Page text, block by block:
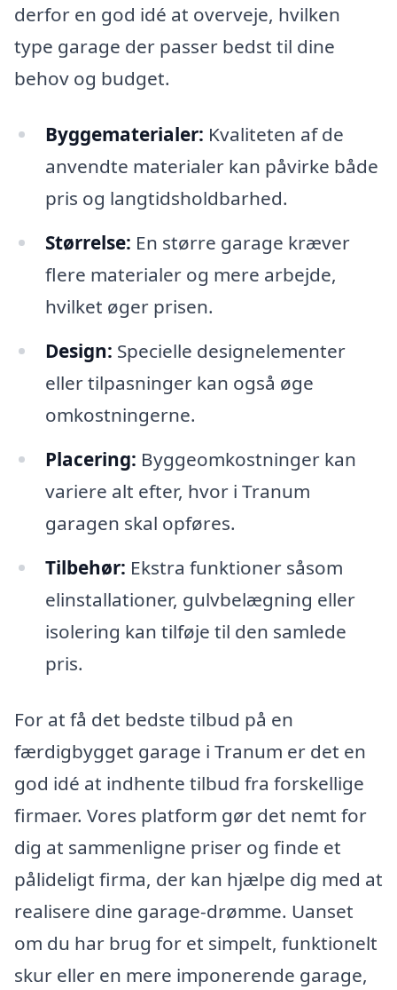
derfor en god idé at overveje, hvilken
type garage der passer bedst til dine
behov og budget.
Byggematerialer: Kvaliteten af de
anvendte materialer kan påvirke både
pris og langtidsholdbarhed.
Størrelse: En større garage kræver
flere materialer og mere arbejde,
hvilket øger prisen.
Design: Specielle designelementer
eller tilpasninger kan også øge
omkostningerne.
Placering: Byggeomkostninger kan
variere alt efter, hvor i Tranum
garagen skal opføres.
Tilbehør: Ekstra funktioner såsom
elinstallationer, gulvbelægning eller
isolering kan tilføje til den samlede
pris.
For at få det bedste tilbud på en
færdigbygget garage i Tranum er det en
god idé at indhente tilbud fra forskellige
firmaer. Vores platform gør det nemt for
dig at sammenligne priser og finde et
pålideligt firma, der kan hjælpe dig med at
realisere dine garage-drømme. Uanset
om du har brug for et simpelt, funktionelt
skur eller en mere imponerende garage,